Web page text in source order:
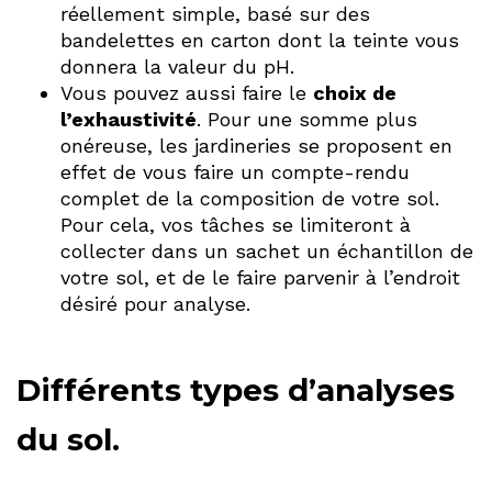
réellement simple, basé sur des
bandelettes en carton dont la teinte vous
donnera la valeur du pH.
Vous pouvez aussi faire le choix de
l’exhaustivité. Pour une somme plus
onéreuse, les jardineries se proposent en
effet de vous faire un compte-rendu
complet de la composition de votre sol.
Pour cela, vos tâches se limiteront à
collecter dans un sachet un échantillon de
votre sol, et de le faire parvenir à l’endroit
désiré pour analyse.
Différents types d’analyses
du sol.